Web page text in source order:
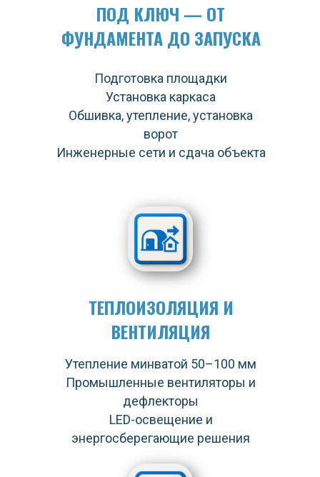
ПОД КЛЮЧ — ОТ
ФУНДАМЕНТА ДО ЗАПУСКА
Подготовка площадки
Установка каркаса
Обшивка, утепление, установка
ворот
Инженерные сети и сдача объекта
Утепление минватой 50–100 мм
Промышленные вентиляторы и
дефлекторы
LED-освещение и
энергосберегающие решения
ТЕПЛОИЗОЛЯЦИЯ И
ВЕНТИЛЯЦИЯ